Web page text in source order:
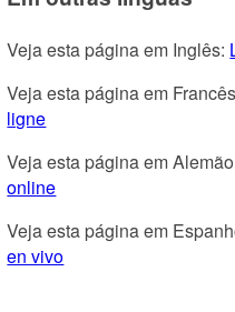
Veja esta página em Inglês:
Veja esta página em
ligne
Veja esta página em
online
Veja esta página em
en vivo